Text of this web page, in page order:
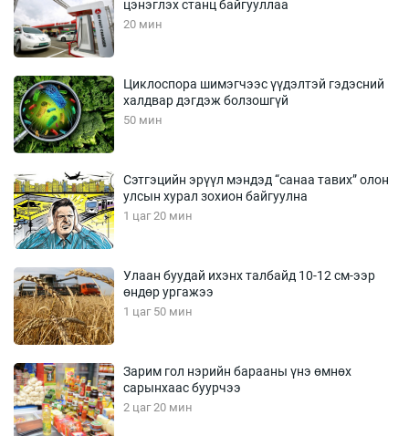
цэнэглэх станц байгууллаа
20 мин
Циклоспора шимэгчээс үүдэлтэй гэдэсний
халдвар дэгдэж болзошгүй
50 мин
Сэтгэцийн эрүүл мэндэд “санаа тавих” олон
улсын хурал зохион байгуулна
1 цаг 20 мин
Улаан буудай ихэнх талбайд 10-12 см-ээр
өндөр ургажээ
1 цаг 50 мин
Зарим гол нэрийн барааны үнэ өмнөх
сарынхаас буурчээ
2 цаг 20 мин